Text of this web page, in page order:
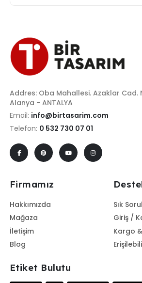
Addres: Oba Mahallesi. Azaklar Cad.
Alanya - ANTALYA
Email: info@birtasarim.com
Telefon: 0 532 730 07 01
Firmamız
Hakkımızda
Mağaza
İletişim
Blog
Sık
Giriş /
Kargo
Etiket Bulutu